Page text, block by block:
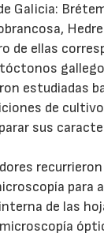
Galicia:
de ellas
estudiadas
de
sus
recurrieron
para
de las